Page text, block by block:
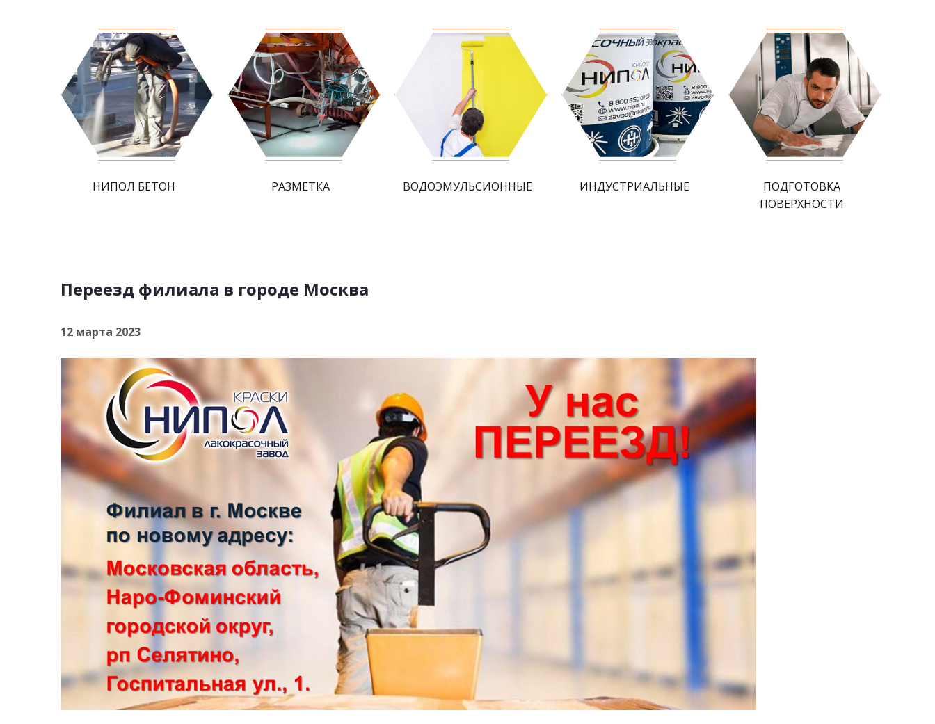
НИПОЛ БЕТОН РАЗМЕТКА ВОДОЭМУЛЬСИОННЫЕ ИНДУСТРИАЛЬНЫЕ
ПОДГОТОВКА
ПОВЕРХНОСТИ
Переезд филиала в городе Москва
12 марта 2023